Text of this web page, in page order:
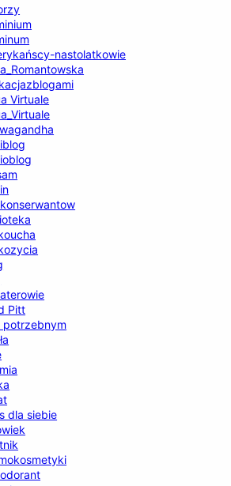
nastolatkowie
Virtuale
Pitt
dla siebie